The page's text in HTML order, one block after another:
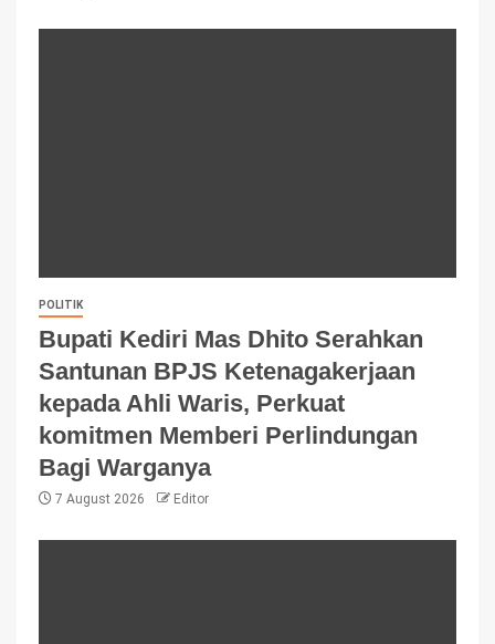
POLITIK
Bupati Kediri Mas Dhito Serahkan
Santunan BPJS Ketenagakerjaan
kepada Ahli Waris, Perkuat
komitmen Memberi Perlindungan
Bagi Warganya
7 August 2026 Editor